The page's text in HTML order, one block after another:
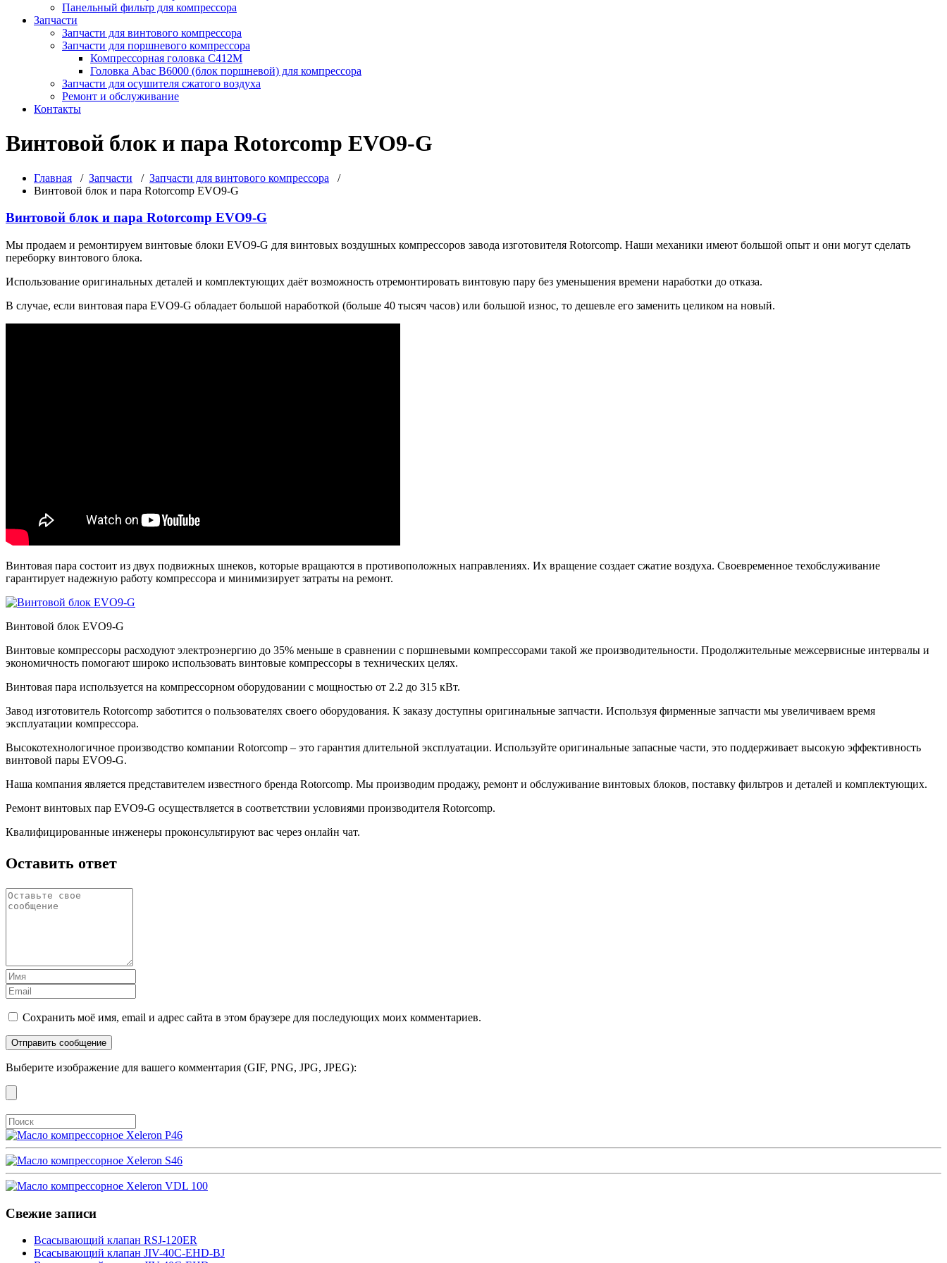
Панельный фильтр для компрессора
Запчасти
Запчасти для винтового компрессора
Запчасти для поршневого компрессора
Компрессорная головка С412М
Головка Abac B6000 (блок поршневой) для компрессора
Запчасти для осушителя сжатого воздуха
Ремонт и обслуживание
Контакты
Винтовой блок и пара Rotorcomp EVO9-G
Главная / Запчасти / Запчасти для винтового компрессора /
Винтовой блок и пара Rotorcomp EVO9-G
Винтовой блок и пара Rotorcomp EVO9-G
Мы продаем и ремонтируем винтовые блоки EVO9-G для винтовых воздушных компрессоров завода изготовителя Rotorcomp. Наши механики имеют большой опыт и они могут сделать
переборку винтового блока.
Использование оригинальных деталей и комплектующих даёт возможность отремонтировать винтовую пару без уменьшения времени наработки до отказа.
В случае, если винтовая пара EVO9-G обладает большой наработкой (больше 40 тысяч часов) или большой износ, то дешевле его заменить целиком на новый.
Винтовая пара состоит из двух подвижных шнеков, которые вращаются в противоположных направлениях. Их вращение создает сжатие воздуха. Своевременное техобслуживание
гарантирует надежную работу компрессора и минимизирует затраты на ремонт.
Винтовой блок EVO9-G
Винтовые компрессоры расходуют электроэнергию до 35% меньше в сравнении с поршневыми компрессорами такой же производительности. Продолжительные межсервисные интервалы и
экономичность помогают широко использовать винтовые компрессоры в технических целях.
Винтовая пара используется на компрессорном оборудовании с мощностью от 2.2 до 315 кВт.
Завод изготовитель Rotorcomp заботится о пользователях своего оборудования. К заказу доступны оригинальные запчасти. Используя фирменные запчасти мы увеличиваем время
эксплуатации компрессора.
Высокотехнологичное производство компании Rotorcomp – это гарантия длительной эксплуатации. Используйте оригинальные запасные части, это поддерживает высокую эффективность
винтовой пары EVO9-G.
Наша компания является представителем известного бренда Rotorcomp. Мы производим продажу, ремонт и обслуживание винтовых блоков, поставку фильтров и деталей и комплектующих.
Ремонт винтовых пар EVO9-G осуществляется в соответствии условиями производителя Rotorcomp.
Квалифицированные инженеры проконсультируют вас через онлайн чат.
Оставить ответ
Сохранить моё имя, email и адрес сайта в этом браузере для последующих моих комментариев.
Выберите изображение для вашего комментария (GIF, PNG, JPG, JPEG):
Свежие записи
Всасывающий клапан RSJ-120ER
Всасывающий клапан JIV-40C-EHD-BJ